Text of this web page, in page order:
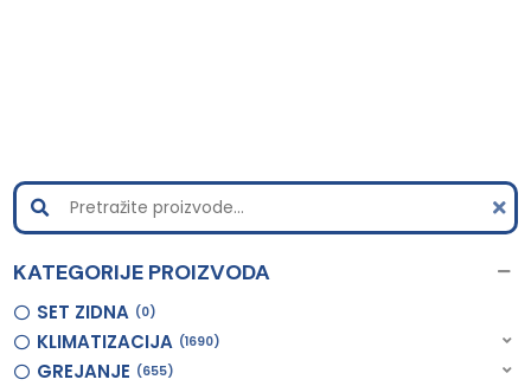
KATEGORIJE PROIZVODA
SET ZIDNA 0
KLIMATIZACIJA 1690
GREJANJE 655